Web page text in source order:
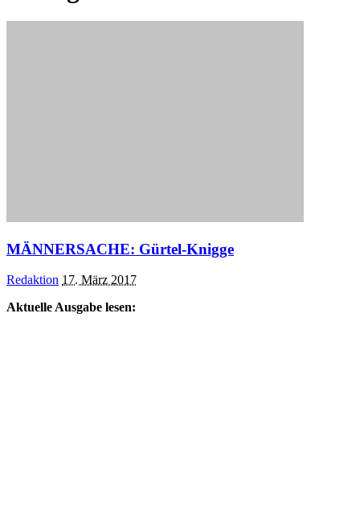
MÄNNERSACHE: Gürtel-Knigge
Posted
Redaktion 17. März 2017
Aktuelle Ausgabe lesen: